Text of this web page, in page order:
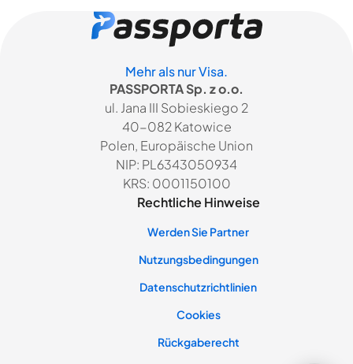
Mehr als nur Visa.
PASSPORTA Sp. z o.o.
ul. Jana III Sobieskiego 2
40-082 Katowice
Polen, Europäische Union
NIP: PL6343050934
KRS: 0001150100
Rechtliche Hinweise
Werden Sie Partner
Nutzungsbedingungen
Datenschutzrichtlinien
Cookies
Rückgaberecht